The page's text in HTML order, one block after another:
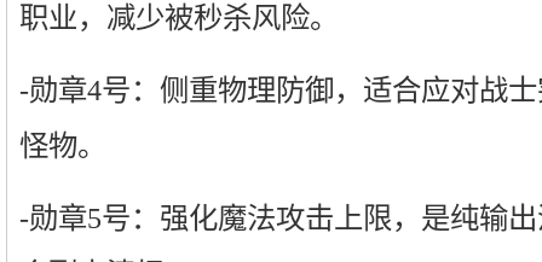
职业，减少被秒杀风险。
-勋章4号：侧重物理防御，适合应对战
怪物。
-勋章5号：强化魔法攻击上限，是纯输